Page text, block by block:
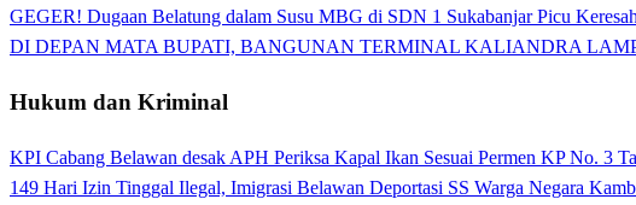
GEGER! Dugaan Belatung dalam Susu MBG di SDN 1 Sukabanjar Picu
DI DEPAN MATA BUPATI, BANGUNAN TERMINAL KALIANDRA
Hukum dan Kriminal
KPI Cabang Belawan desak APH Periksa Kapal Ikan Sesuai Permen KP No. 3
149 Hari Izin Tinggal Ilegal, Imigrasi Belawan Deportasi SS Warga Negara